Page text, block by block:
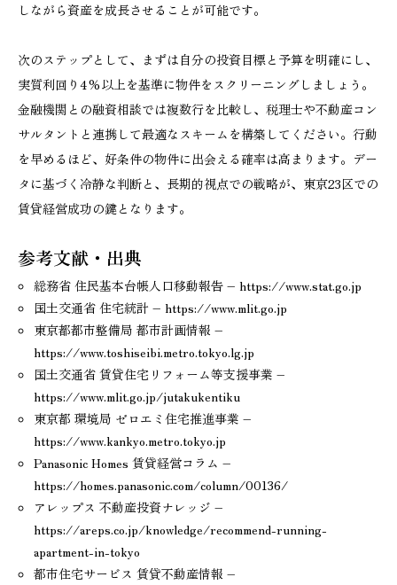
しながら資産を成長させることが可能です。
次のステップとして、まずは自分の投資目標と予算を明確にし、
実質利回り4%以上を基準に物件をスクリーニングしましょう。
金融機関との融資相談では複数行を比較し、税理士や不動産コン
サルタントと連携して最適なスキームを構築してください。行動
を早めるほど、好条件の物件に出会える確率は高まります。デー
タに基づく冷静な判断と、長期的視点での戦略が、東京23区での
賃貸経営成功の鍵となります。
参考文献・出典
総務省 住民基本台帳人口移動報告 – https://www.stat.go.jp
国土交通省 住宅統計 – https://www.mlit.go.jp
東京都都市整備局 都市計画情報 –
https://www.toshiseibi.metro.tokyo.lg.jp
国土交通省 賃貸住宅リフォーム等支援事業 –
https://www.mlit.go.jp/jutakukentiku
東京都 環境局 ゼロエミ住宅推進事業 –
https://www.kankyo.metro.tokyo.jp
Panasonic Homes 賃貸経営コラム –
https://homes.panasonic.com/column/00136/
アレップス 不動産投資ナレッジ –
https://areps.co.jp/knowledge/recommend-running-
apartment-in-tokyo
都市住宅サービス 賃貸不動産情報 –